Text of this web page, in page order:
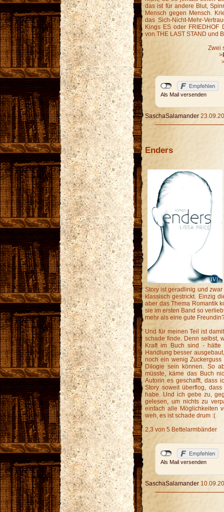
das ist für andere Blut,
Mensch gegen Mensch.
das Sich-Nicht-Mehr-
Kings ES oder FRIEDHOF
von THE LAST STAND und
Zwei
>
Als Mail versenden
SaschaSalamander
Enders
Story ist geradlinig und
klassisch gestrickt. Einzig
aber das Thema Romantik
sie im ersten Band so
mehr als eine gute
Und für meinen Teil ist
schade finde. Denn selbst,
Kraft im Buch sind -
Handlung besser
noch ein wenig
Dilogie sein können. So
müsste, käme das Buch
Autorin es geschafft, dass
Story soweit überflog,
habe. Und ich gebe zu,
gelesen, um nichts zu
einfach alle Möglichkeiten
weh, es ist schade drum :(
2,3 von 5 Bettelarmbänder
Als Mail versenden
SaschaSalamander